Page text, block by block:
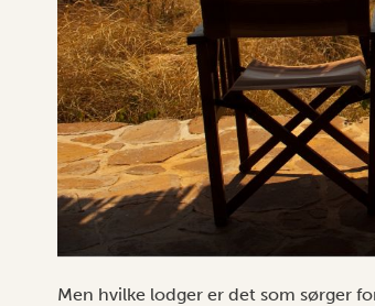
Men hvilke lodger er det som sørger